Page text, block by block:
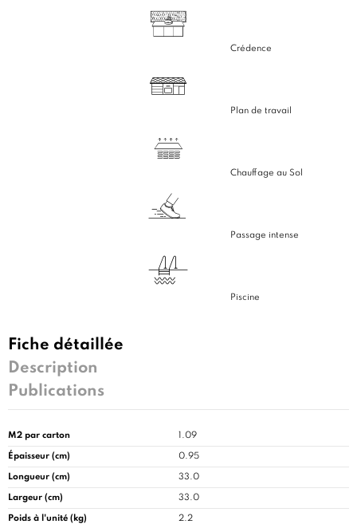
Crédence
Plan de travail
Chauffage au Sol
Passage intense
Piscine
Fiche détaillée
Description
Publications
M2 par carton 1.09
Épaisseur (cm) 0.95
Longueur (cm) 33.0
Largeur (cm) 33.0
Poids à l'unité (kg) 2.2